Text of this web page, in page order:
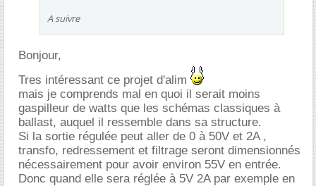
A suivre
Bonjour,
Tres intéressant ce projet d'alim
mais je comprends mal en quoi il serait moins
gaspilleur de watts que les schémas classiques à
ballast, auquel il ressemble dans sa structure.
Si la sortie régulée peut aller de 0 à 50V et 2A ,
transfo, redressement et filtrage seront dimensionnés
nécessairement pour avoir environ 55V en entrée.
Donc quand elle sera réglée à 5V 2A par exemple en